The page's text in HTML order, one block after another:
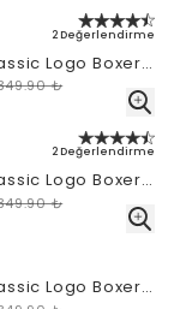
2 Değerlendirme
Logo Boxer /
₺
2 Değerlendirme
Logo Boxer /
₺
Logo Boxer /